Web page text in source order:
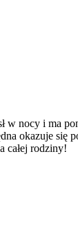
nocy i ma
okazuje się
całej rodziny!